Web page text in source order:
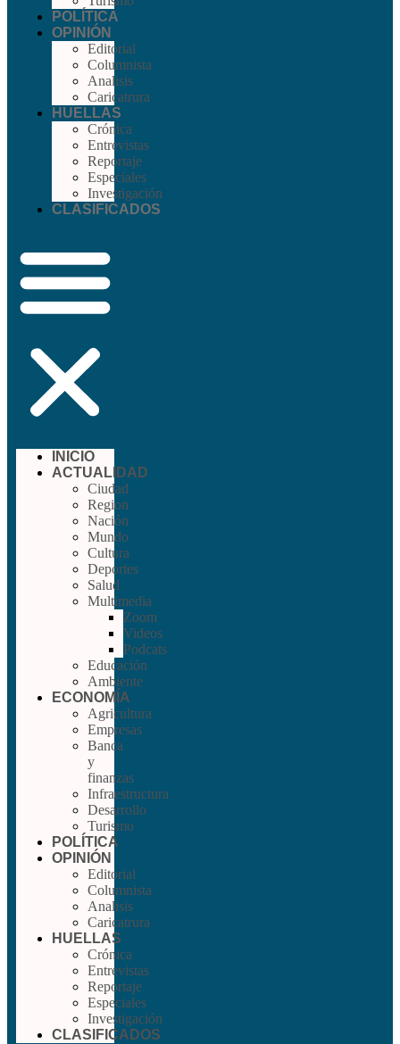
POLÍTICA
OPINIÓN
Editorial
Columnista
Analisis
Caricatrura
HUELLAS
Crónica
Entrevistas
Reportaje
Especiales
Investigación
CLASIFICADOS
INICIO
ACTUALIDAD
Ciudad
Region
Nación
Mundo
Cultura
Deportes
Salud
Multimedia
Zoom
Videos
Podcats
Educación
Ambiente
ECONOMÍA
Agricultura
Empresas
Banca
y
finanzas
Infraestructura
Desarrollo
Turismo
POLÍTICA
OPINIÓN
Editorial
Columnista
Analisis
Caricatrura
HUELLAS
Crónica
Entrevistas
Reportaje
Especiales
Investigación
CLASIFICADOS